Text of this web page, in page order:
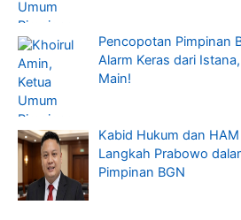
Pencopotan Pimpinan
Alarm Keras dari
Main!
Kabid Hukum dan
Langkah Prabowo
Pimpinan BGN